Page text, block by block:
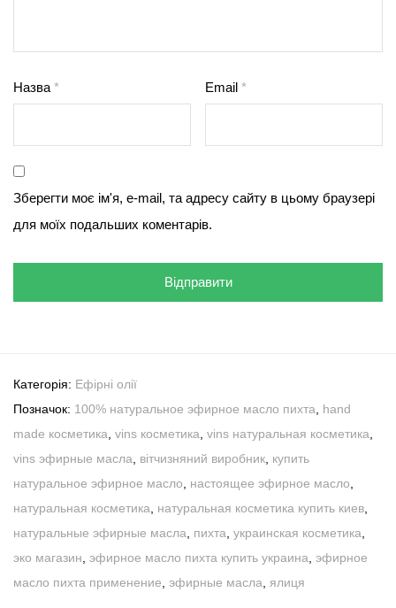
Назва * Email*
Зберегти моє ім'я, e-mail, та адресу сайту в цьому браузері
для моїх подальших коментарів.
Категорія: Ефірні олії
Позначок: 100% натуральное эфирное масло пихта
hand
made косметика vins косметика vins натуральная косметика
vins эфирные масла
вітчизняний виробник купить
натуральное эфирное масло
настоящее эфирное масло
натуральная косметика
натуральная косметика купить киев
натуральные эфирные масла
пихта украинская косметика
эко магазин эфирное масло пихта купить украина эфирное
масло пихта применение эфирные масла ялиця